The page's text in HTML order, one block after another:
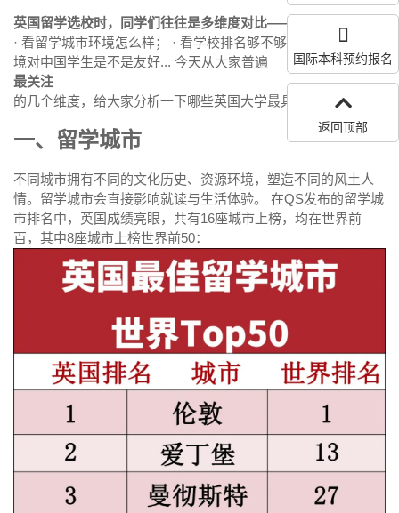
英国留学选校时，同学们往往是多维度对比——
· 看留学城市环境怎么样； · 看学校排名够不够高； · 看大学环
境对中国学生是不是友好... 今天从大家普遍
最关注
的几个维度，给大家分析一下哪些英国大学最具性价比？！
一、留学城市
不同城市拥有不同的文化历史、资源环境，塑造不同的风土人
情。留学城市会直接影响就读与生活体验。 在QS发布的留学城
市排名中，英国成绩亮眼，共有16座城市上榜，均在世界前
百，其中8座城市上榜世界前50：
国际本科预约报名
返回顶部